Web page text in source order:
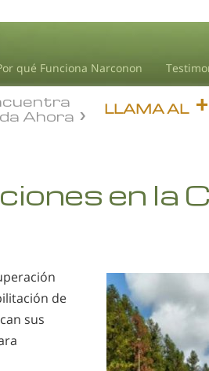
qué Funciona Narconon
LLAMA AL
Ahora
en la
de
sus